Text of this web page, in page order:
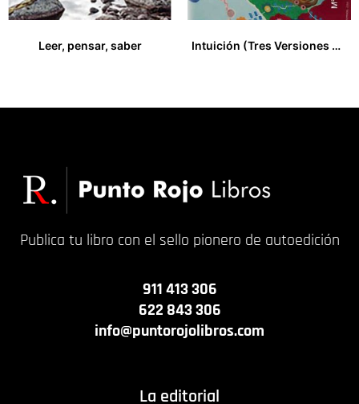
Leer, pensar, saber
Intuición (Tres Versiones de mí Misma)
Publica tu libro con el sello pionero de autoedición
911 413 306
622 843 306
info@puntorojolibros.com
La editorial